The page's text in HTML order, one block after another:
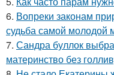
6. Вопреки законам
судьба самой молодой
7. Сандра буллок
материнство без